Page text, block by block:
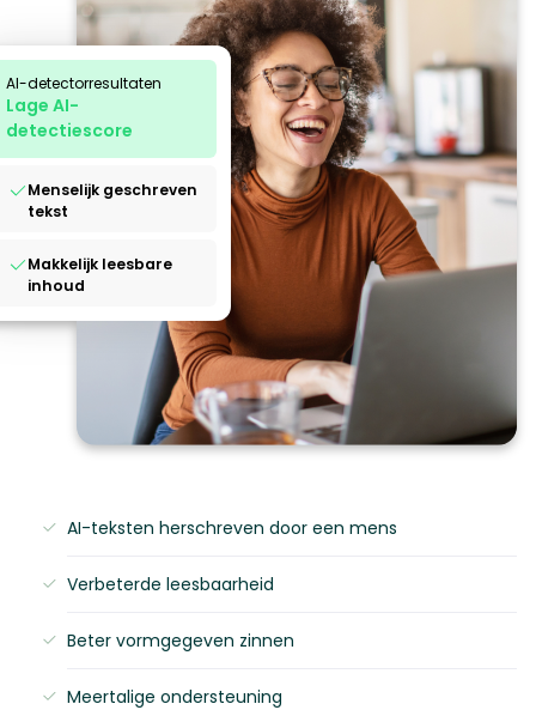
AI-detectorresultaten
Lage AI-
detectiescore
Menselijk geschreven
tekst
Makkelijk leesbare
inhoud
AI-teksten herschreven door een mens
Verbeterde leesbaarheid
Beter vormgegeven zinnen
Meertalige ondersteuning